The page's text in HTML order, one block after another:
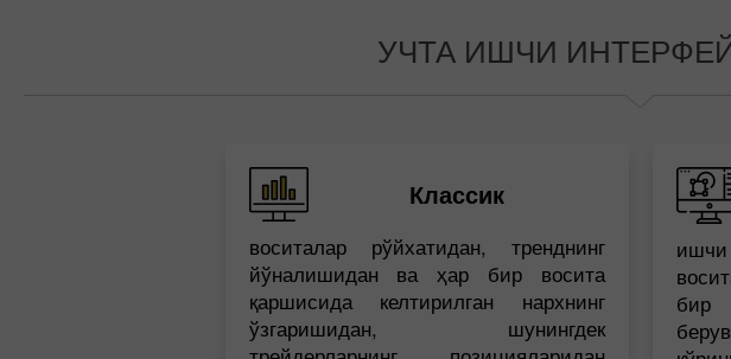
УЧТА ИШЧИ
Классик
воситалар рўйхатидан, тренднинг
йўналишидан ва ҳар бир восита
қаршисида келтирилган нархнинг
ўзгаришидан, шунингдек
бир